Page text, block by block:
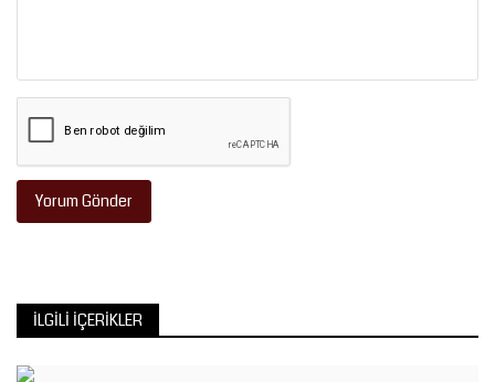
Yorum Gönder
İLGILI İÇERIKLER